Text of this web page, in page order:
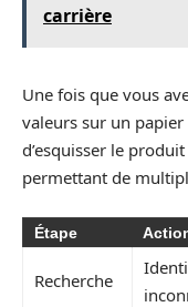
carrière
Une fois que vous
valeurs sur un
d’esquisser le
permettant de
Étape
Recherche